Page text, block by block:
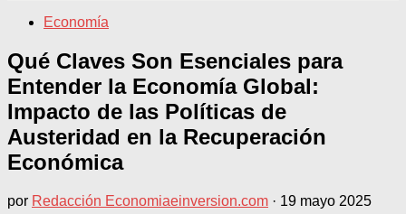
Economía
Qué Claves Son Esenciales para
Entender la Economía Global:
Impacto de las Políticas de
Austeridad en la Recuperación
Económica
por Redacción Economiaeinversion.com · 19 mayo 2025